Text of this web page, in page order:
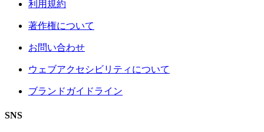
利用規約
著作権について
お問い合わせ
ウェブアクセシビリティについて
ブランドガイドライン
SNS